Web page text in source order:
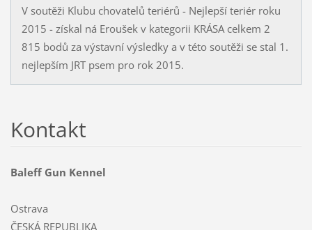
V soutěži Klubu chovatelů teriérů - Nejlepší teriér roku
2015 - získal ná Eroušek v kategorii KRÁSA celkem 2
815 bodů za výstavní výsledky a v této soutěži se stal 1.
nejlepším JRT psem pro rok 2015.
Kontakt
Baleff Gun Kennel
Ostrava
ČESKÁ REPUBLIKA